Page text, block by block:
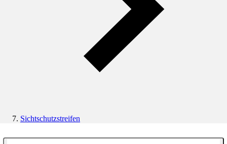
Sichtschutzstreifen